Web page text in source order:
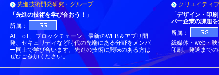
先進技術開発研究・グループ
「先進の技術を学び合おう！」
所属：
AI、IoT、ブロックチェーン、最新のWEB＆アプリ開
発、セキュリティなど時代の先端にある分野をメンバ
ー同士で学び合います。先進の技術に興味のある方は
ぜひご参加ください。
クリエイティ
「デザイン・印
バー企業の課題
所属：
紙媒体・web・
印刷、発送まで